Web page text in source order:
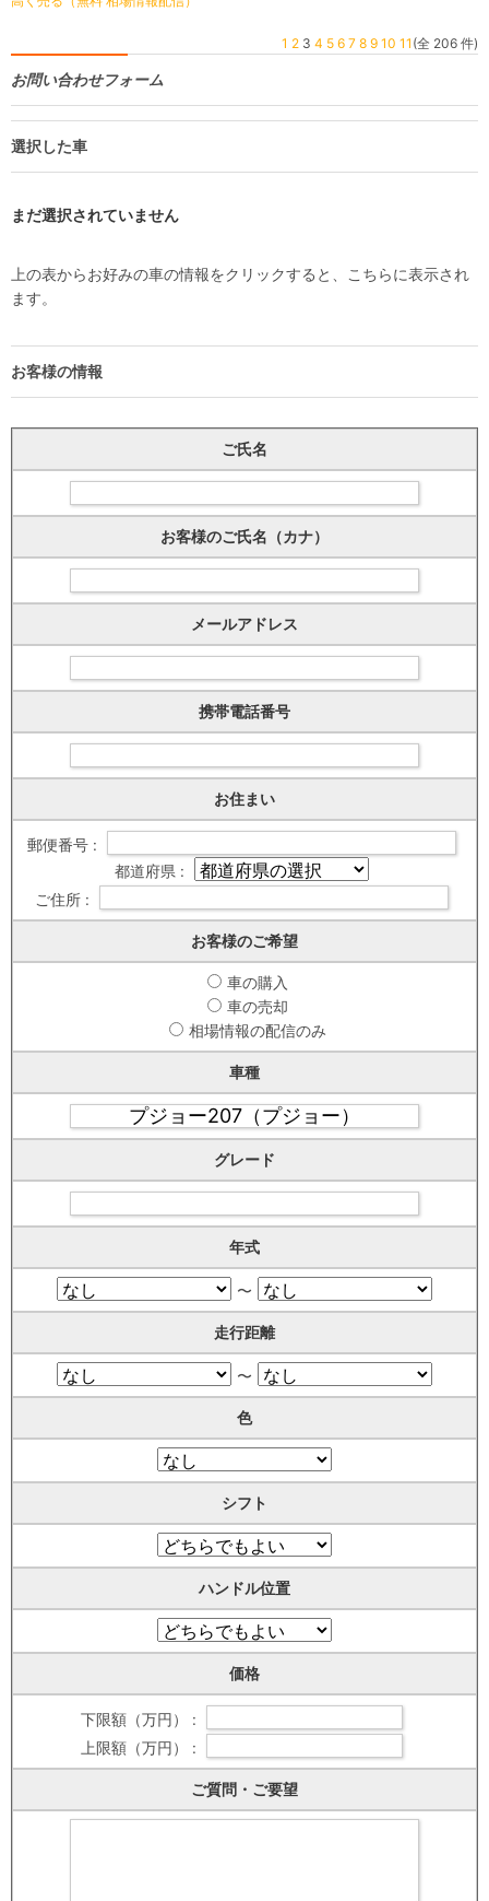
1 2 3 4 5 6 7 8 9 10 11 (全 206 件)
お問い合わせフォーム
選択した車
まだ選択されていません
上の表からお好みの車の情報をクリックすると、こちらに表示され
ます。
お客様の情報
ご氏名
お客様のご氏名（カナ）
メールアドレス
携帯電話番号
お住まい
郵便番号 :
都道府県 :
ご住所 :
お客様のご希望
車の購入
車の売却
相場情報の配信のみ
車種
グレード
年式
〜
走行距離
〜
色
シフト
ハンドル位置
価格
下限額（万円） :
上限額（万円） :
ご質問・ご要望